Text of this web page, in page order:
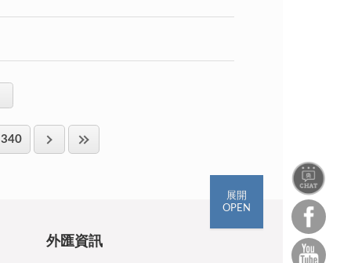
340
展開
OPEN
外匯資訊